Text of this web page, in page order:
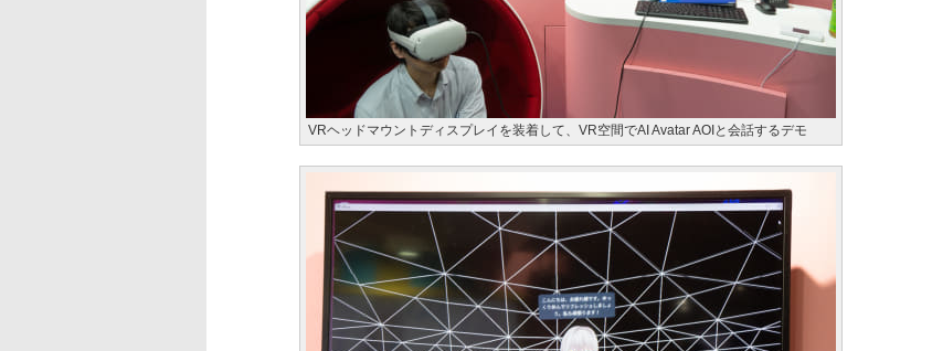
VRヘッドマウントディスプレイを装着して、VR空間でAI Avatar AOIと会話するデモ